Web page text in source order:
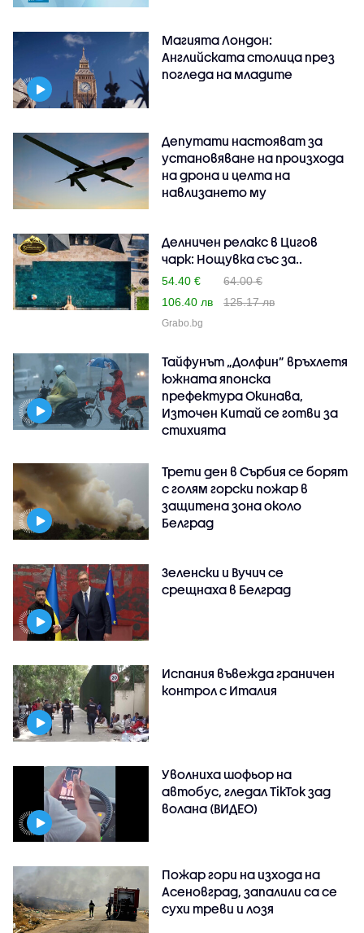
Магията Лондон:
Английската столица през
погледа на младите
Депутати настояват за
установяване на произхода
на дрона и целта на
навлизането му
Делничен релакс в Цигов
чарк: Нощувка със за..
54.40 €
64.00 €
106.40 лв
125.17 лв
Grabo.bg
Тайфунът „Долфин” връхлетя
южната японска
префектура Окинава,
Източен Китай се готви за
стихията
Трети ден в Сърбия се борят
с голям горски пожар в
защитена зона около
Белград
Зеленски и Вучич се
срещнаха в Белград
Испания въвежда граничен
контрол с Италия
Уволниха шофьор на
автобус, гледал TikTok зад
волана (ВИДЕО)
Пожар гори на изхода на
Асеновград, запалили са се
сухи треви и лозя